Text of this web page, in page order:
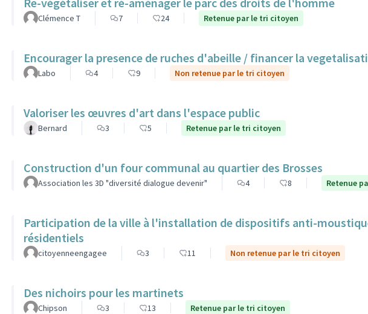
Clémence T 7 24 Retenue par le tri citoyen
Encourager la presence de ruches d'abeille / financer la
Labo 4 9 Non retenue par le tri citoyen
Valoriser les œuvres d'art dans l'espace public
Bernard 3 5 Retenue par le tri citoyen
Construction d'un four communal au quartier des Brosses
Association les 3D "diversité dialogue devenir" 4 8 Retenue
Participation de la ville à l'installation de dispositifs anti-
résidentiels
citoyenneengagee 3 11 Non retenue par le tri citoyen
Des nichoirs pour les martinets
Chipson 3 13 Retenue par le tri citoyen